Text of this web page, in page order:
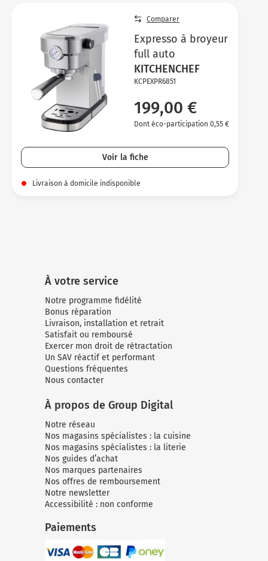
Comparer
Expresso à broyeur
full auto
KITCHENCHEF
KCPEXPR6851
199,00 €
Dont éco-participation 0,55 €
Voir la fiche
Livraison à domicile indisponible
À votre service
Notre programme fidélité
Bonus réparation
Livraison, installation et retrait
Satisfait ou remboursé
Exercer mon droit de rétractation
Un SAV réactif et performant
Questions fréquentes
Nous contacter
À propos de Group Digital
Notre réseau
Nos magasins spécialistes : la cuisine
Nos magasins spécialistes : la literie
Nos guides d’achat
Nos marques partenaires
Nos offres de remboursement
Notre newsletter
Accessibilité : non conforme
Paiements